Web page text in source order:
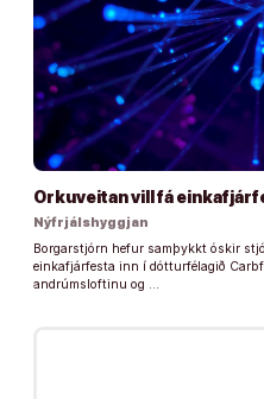
Orkuveitan vill fá
Nýfrjálshyggjan
Borgarstjórn hefur samþykkt óskir
einkafjárfesta inn í dótturfélagið
andrúmsloftinu og …